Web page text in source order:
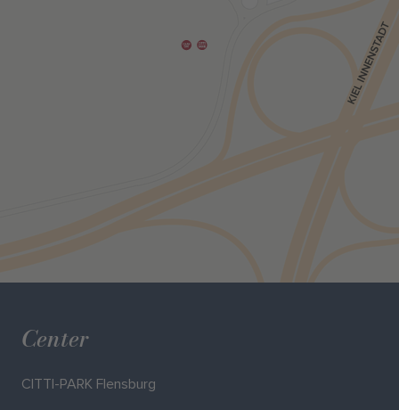
Center
CITTI-PARK Flensburg